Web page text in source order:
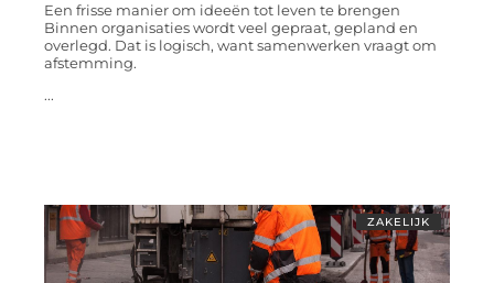
Een frisse manier om ideeën tot leven te brengen
Binnen organisaties wordt veel gepraat, gepland en
overlegd. Dat is logisch, want samenwerken vraagt om
afstemming.
...
ZAKELIJK